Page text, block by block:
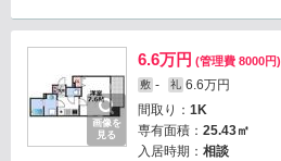
画像を
見る
6.6万円 (管理費 8000円)
敷 - 礼 6.6万円
間取り： 1K
専有面積： 25.43㎡
入居時期： 相談